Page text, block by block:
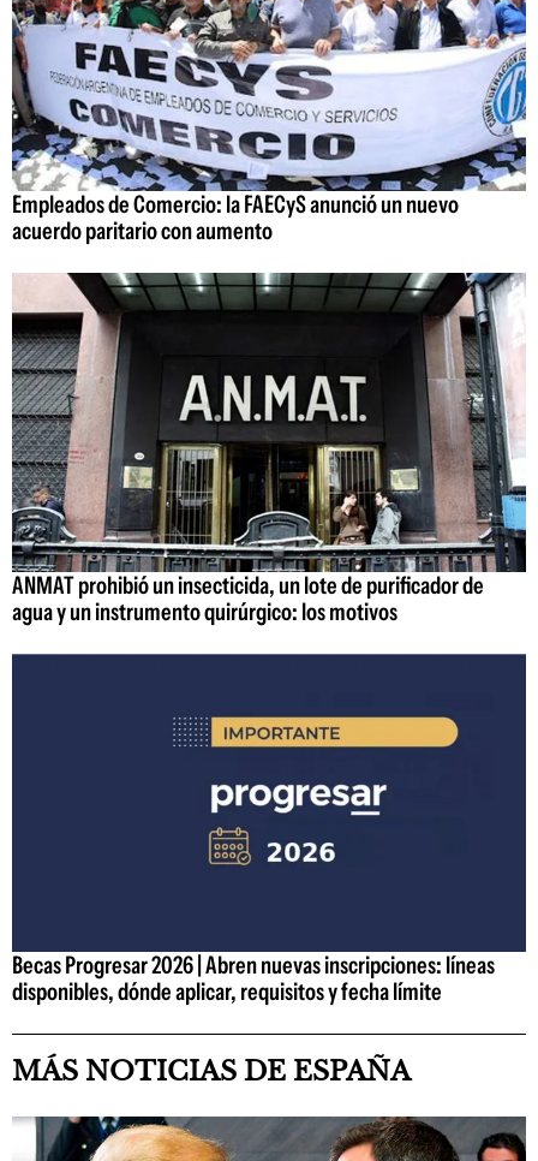
Empleados de Comercio: la FAECyS anunció un nuevo
acuerdo paritario con aumento
ANMAT prohibió un insecticida, un lote de purificador de
agua y un instrumento quirúrgico: los motivos
Becas Progresar 2026 | Abren nuevas inscripciones: líneas
disponibles, dónde aplicar, requisitos y fecha límite
MÁS NOTICIAS DE ESPAÑA